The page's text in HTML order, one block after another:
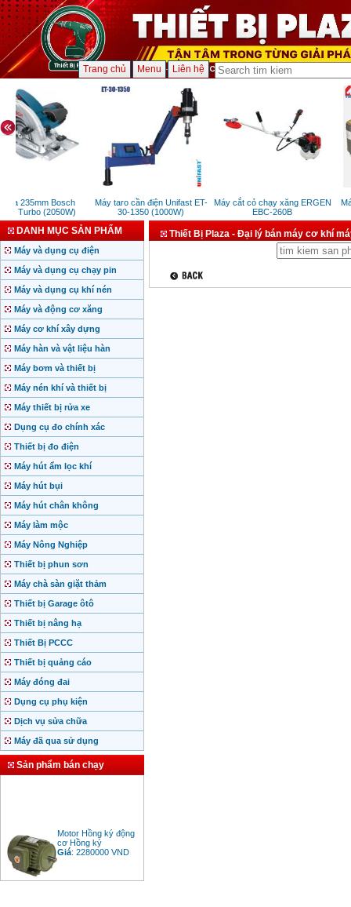
Trang chủ Menu Liên hệ
235mm Bosch
Turbo (2050W)
Máy taro cần điện Unifast ET-
30-1350 (1000W)
Máy cắt cỏ chạy xăng ERGEN
EBC-260B
DANH MỤC SẢN PHẨM
Máy và dụng cụ điện
Máy và dụng cụ chạy pin
Máy và dụng cụ khí nén
Máy và động cơ xăng
Máy cơ khí xây dựng
Máy hàn và vật liệu hàn
Máy bơm và thiết bị
Máy nén khí và thiết bị
Máy thiết bị rửa xe
Dụng cụ đo chính xác
Thiết bị đo điện
Máy hút ẩm lọc khí
Máy hút bụi
Máy hút chân không
Máy làm mộc
Máy Nông Nghiệp
Thiết bị phun sơn
Máy chà sàn giặt thảm
Thiết bị Garage ôtô
Thiết bị nâng hạ
Thiết Bị PCCC
Thiết bị quảng cáo
Máy đóng đai
Dụng cụ phụ kiện
Dịch vụ sửa chữa
Máy đã qua sử dụng
Sản phẩm bán chạy
Motor Hồng ký động
cơ Hồng ký
Giá:2280000 VND
Thiết Bị Plaza - Đại lý bán máy cơ khí